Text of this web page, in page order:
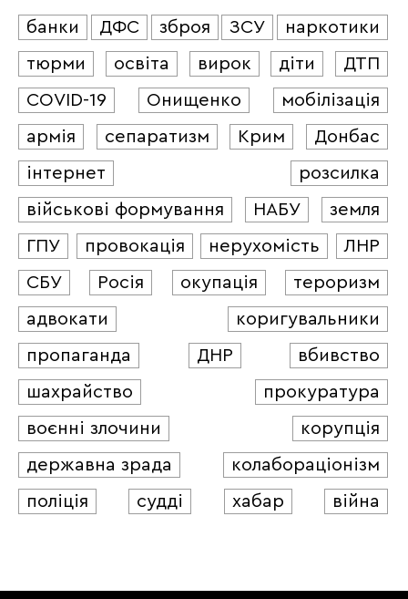
банки ДФС зброя ЗСУ
наркотики
тюрми
освіта вирок діти
ДТП
COVID-19
Онищенко
мобілізація
армія
сепаратизм Крим
Донбас
інтернет
розсилка
військові формування
НАБУ
земля
ГПУ
провокація нерухомість
ЛНР
СБУ
Росія окупація
тероризм
адвокати
коригувальники
пропаганда
ДНР
вбивство
шахрайство
прокуратура
воєнні злочини
корупція
державна зрада
колабораціонізм
поліція
судді хабар війна